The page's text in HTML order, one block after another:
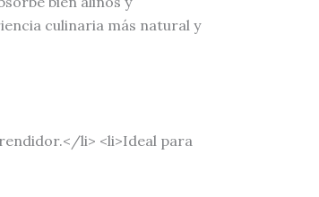
culinaria más natural y
li> <li>Ideal para